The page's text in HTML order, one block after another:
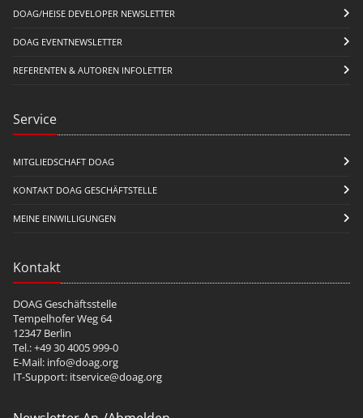
DOAG/HEISE DEVELOPER NEWSLETTER
DOAG EVENTNEWSLETTER
REFERENTEN & AUTOREN INFOLETTER
Service
MITGLIEDSCHAFT DOAG
KONTAKT DOAG GESCHÄFTSTELLE
MEINE EINWILLIGUNGEN
Kontakt
DOAG Geschäftsstelle
Tempelhofer Weg 64
12347 Berlin
Tel.: +49 30 4005 999-0
E-Mail: info@doag.org
IT-Support: itservice@doag.org